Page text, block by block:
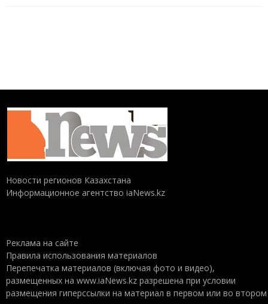
Новости регионов Казахстана
Информационное агентство iaNews.kz
Реклама на сайте
Правила использования материалов
Перепечатка материалов (включая фото и видео),
размещенных на www.iaNews.kz разрешена при условии
размещения гиперссылки на материал в первом или во втором